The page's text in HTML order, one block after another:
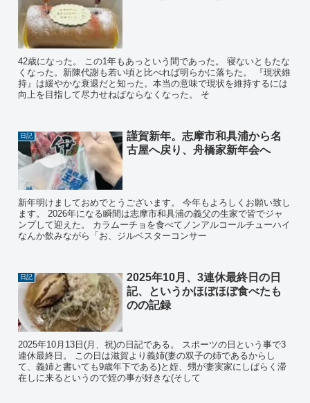
42歳になった。 この1年もあっという間であった。 寝ないともたな
くなった。新陳代謝も若い頃と比べれば明らかに落ちた。 『現状維
持』は緩やかな衰退だと知った。本当の意味で現状を維持するには
向上を目指して尽力せねばならなくなった。 そ
日記
謹賀新年。志摩市和具浦から名
古屋へ戻り、舟橋家新年会へ
新年明けましておめでとうございます。 今年もよろしくお願い致し
ます。 2026年になる瞬間は志摩市和具浦の義父の生家で皆でジャ
ンプして迎えた。 カラムーチョを食べてノンアルコールチューハイ
なんか飲みながら「お、ジルベスターコンサー
日記
2025年10月、3連休最終日の日
記、というかほぼほぼ食べたも
のの記録
2025年10月13日(月、祝)の日記である。 スポーツの日という事で3
連休最終日。 この日は滋賀より義姉(妻の双子の姉であるからし
て、義姉と書いても9歳年下である)と姪、甥が妻実家にしばらく滞
在しに来るというので姪の事が好きな(そして